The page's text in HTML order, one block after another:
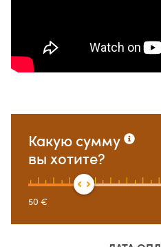
Какую сумму
вы хотите?
50 €